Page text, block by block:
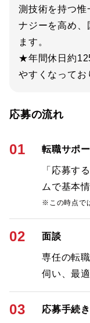
測技術を持つ惟
ナジーを高め、
ます。
★年間休日約
やすくなってお
応募の流れ
01 転職サポ
「応募す
ムで基本
※この時点で
02 面談
専任の転
伺い、最
03 応募手続き